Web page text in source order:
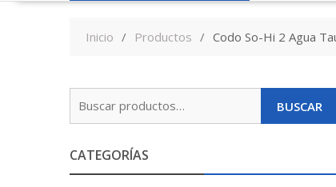
Inicio Productos Codo So-Hi 2 Agua
BUSCAR
CATEGORÍAS